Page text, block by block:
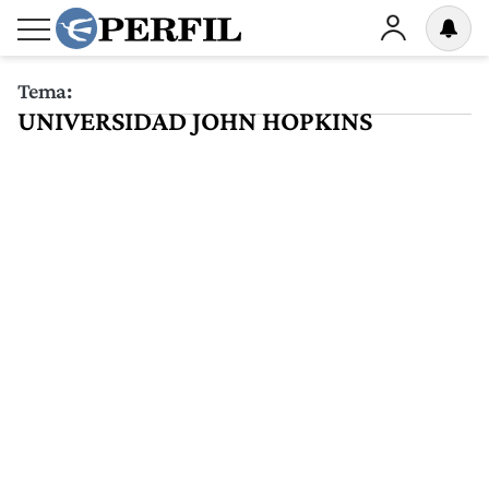
Tema:
UNIVERSIDAD JOHN HOPKINS